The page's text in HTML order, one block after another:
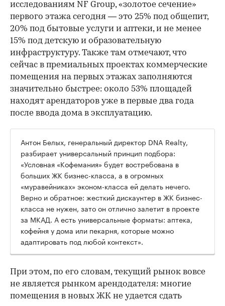
исследованиям NF Group, «золотое сечение»
первого этажа сегодня — это 25% под общепит,
20% под бытовые услуги и аптеки, и не менее
15% под детскую и образовательную
инфраструктуру. Также там отмечают, что
сейчас в премиальных проектах коммерческие
помещения на первых этажах заполняются
значительно быстрее: около 53% площадей
находят арендаторов уже в первые два года
после ввода дома в эксплуатацию.
Антон Белых, генеральный директор DNA Realty,
разбирает универсальный принцип подбора:
«Условная «Кофемания» будет востребована в
больших ЖК бизнес-класса, а в огромных
«муравейниках» эконом-класса ей делать нечего.
Верно и обратное: жесткий дискаунтер в ЖК бизнес-
класса не нужен, зато он отлично залетит в проекте
за МКАД. А есть универсальные форматы: аптека,
кофейня у дома или пекарня, которые можно
адаптировать под любой контекст».
При этом, по его словам, текущий рынок вовсе
не является рынком арендодателя: многие
помещения в новых ЖК не удается сдать